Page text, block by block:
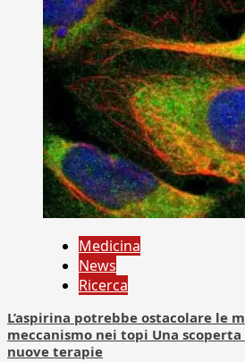
Medicina
News
Ricerca
L’aspirina potrebbe ostacolare le
meccanismo nei topi Una
nuove terapie